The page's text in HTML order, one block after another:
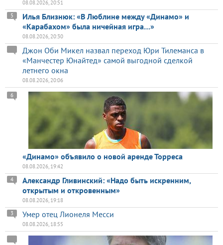
08.08.2026, 20:51
Илья Близнюк: «В Люблине между «Динамо» и
«Карабахом» была ничейная игра…»
5
08.08.2026, 20:30
Джон Оби Микел назвал переход Юри Тилеманса в
«Манчестер Юнайтед» самой выгодной сделкой
летнего окна
08.08.2026, 20:06
«Динамо» объявило о новой аренде Торреса
6
08.08.2026, 19:42
Александр Гливинский: «Надо быть искренним,
открытым и откровенным»
4
08.08.2026, 19:18
Умер отец Лионеля Месси
3
08.08.2026, 18:55